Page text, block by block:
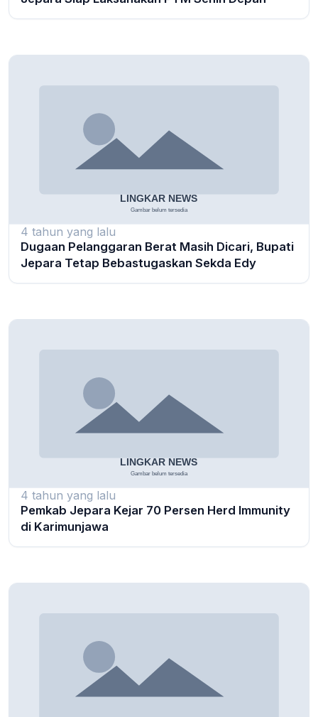
4 tahun yang lalu
Dugaan Pelanggaran Berat Masih Dicari, Bupati
Jepara Tetap Bebastugaskan Sekda Edy
4 tahun yang lalu
Pemkab Jepara Kejar 70 Persen Herd Immunity
di Karimunjawa